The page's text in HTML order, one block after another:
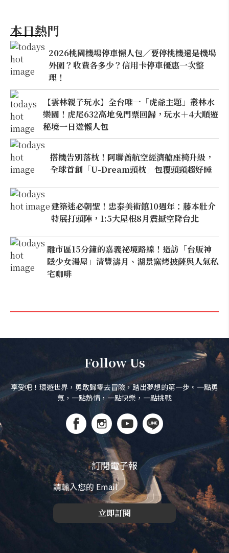
本日熱門
2026桃園機場停車懶人包／要停桃機還是機場
外圍？收費各多少？信用卡停車優惠一次整
理！
【雲林親子玩水】全台唯一「虎爺主題」叢林水
樂園！虎尾632高地免門票回歸，玩水＋4大順遊
秘境一日遊懶人包
搭機告別落枕！阿聯酋航空經濟艙座椅升級，
全球首創「U-Dream頭枕」包覆頭頸超好睡
建築迷必朝聖！忠泰美術館10週年：藤本壯介
特展打頭陣，1:5大屋根8月震撼空降台北
離市區15分鐘的嘉義祕境路線！造訪「台版神
隱少女湯屋」清豐濤月、湖景窯烤披薩與人氣私
宅咖啡
Follow Us
享受吧！環遊世界，勇敢歸零去冒險，踏出夢想的第一步。一點勇
氣，一點熱情，一點快樂，一點挑戰
訂閱電子報
立即訂閱